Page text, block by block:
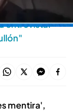
reacción del
entrevista:
mentira',